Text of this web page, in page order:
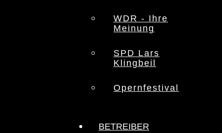
WDR - Ihre
Meinung
SPD Lars
Klingbeil
Opernfestival
BETREIBER